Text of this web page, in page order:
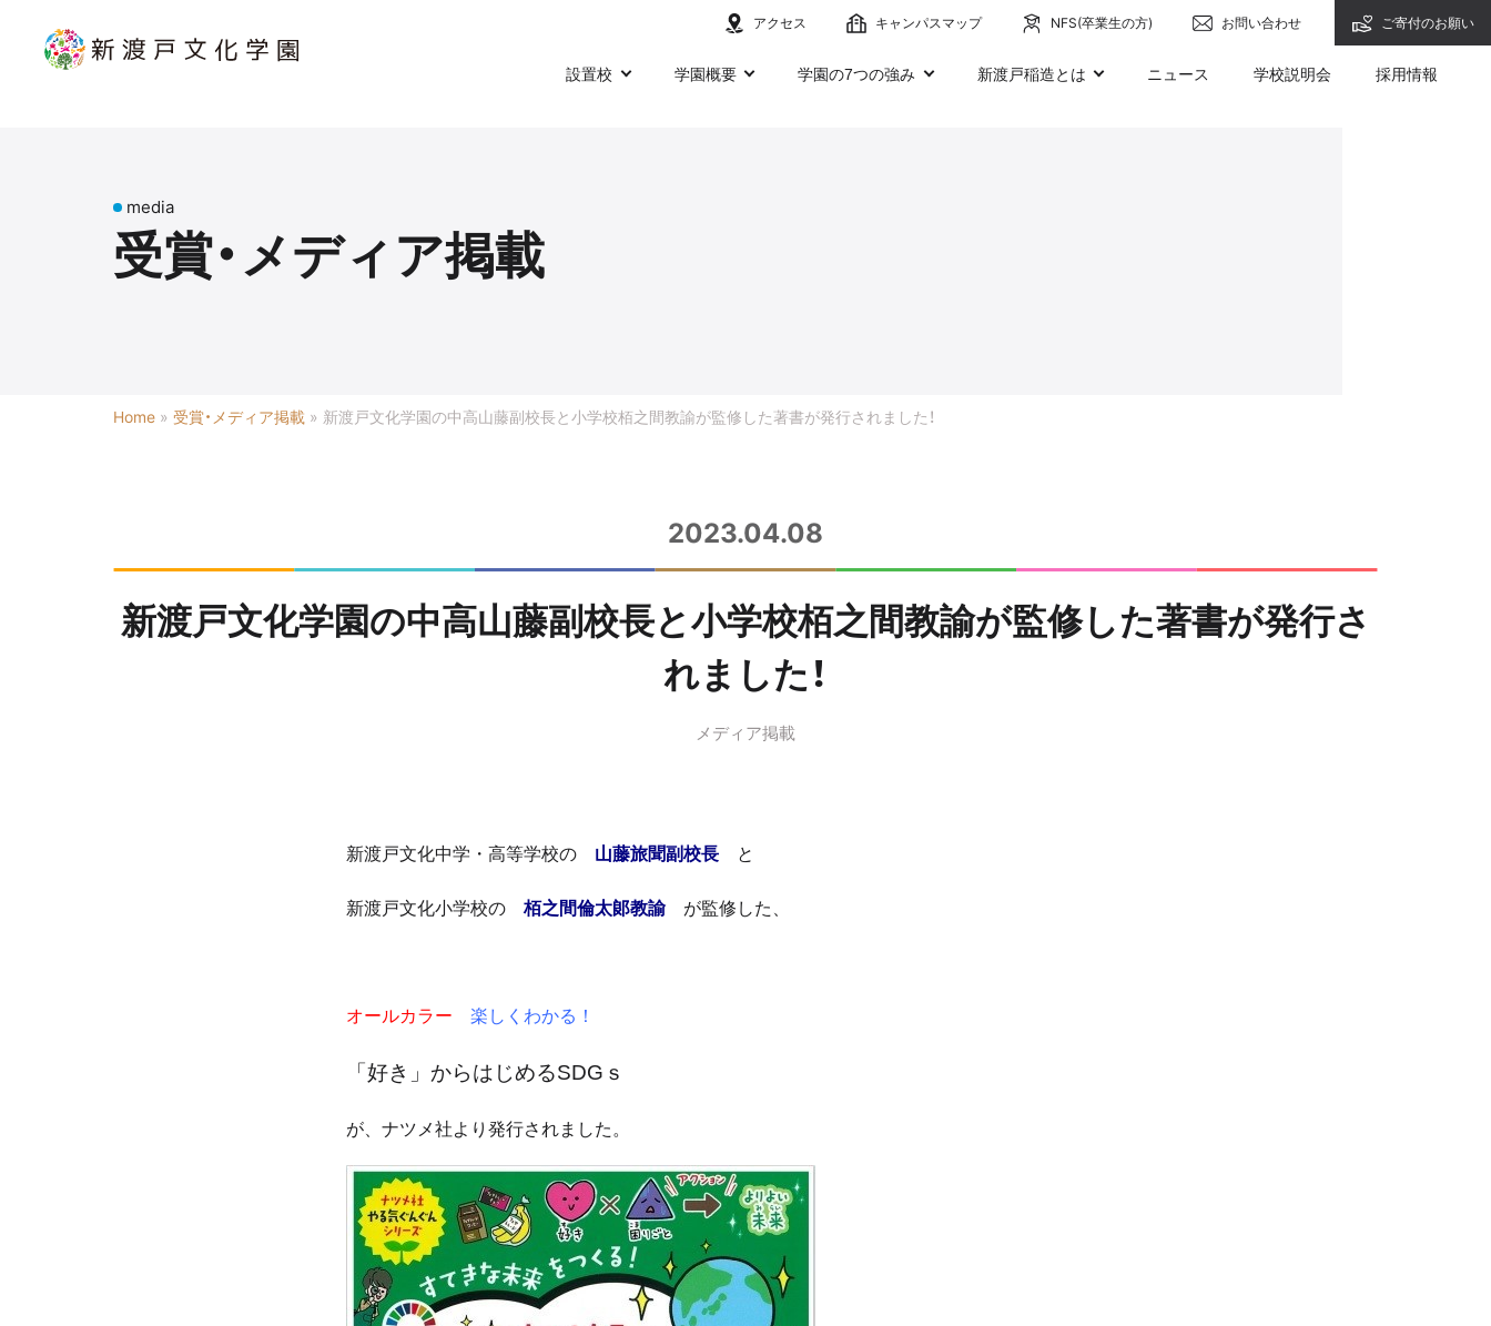
アクセス キャンパスマップ NFS(卒業生の方) お問い合わせ ご寄付のお願い
設置校 学園概要 学園の7つの強み 新渡戸稲造とは ニュース 学校説明会 採用情報
media
受賞・メディア掲載
Home » 受賞・メディア掲載 » 新渡戸文化学園の中高山藤副校長と小学校栢之間教諭が監修した著書が発行されました！
2023.04.08
新渡戸文化学園の中高山藤副校長と小学校栢之間教諭が監修した著書が発行さ
れました！
メディア掲載
新渡戸文化中学・高等学校の 山藤旅聞副校長 と
新渡戸文化小学校の 栢之間倫太郞教諭 が監修した、
オールカラー 楽しくわかる！
「好き」からはじめるSDGｓ
が、ナツメ社より発行されました。